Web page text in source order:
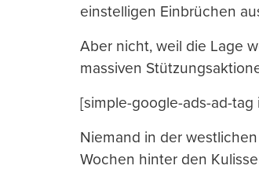
einstelligen Einbrüchen
Aber nicht, weil die Lage
massiven
[simple-google-ads-ad-tag
Niemand in der
Wochen hinter den